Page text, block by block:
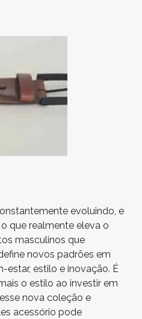
evoluindo, e
que realmente eleva o
masculinos que
novos padrões em
estar, estilo e inovação. É
o estilo ao investir em
nova coleção e
acessório pode